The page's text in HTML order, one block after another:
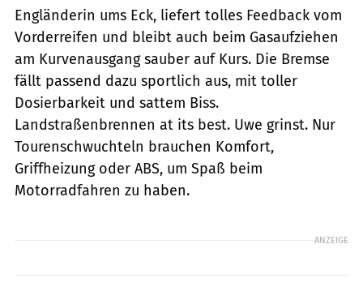
Engländerin ums Eck, liefert tolles Feedback vom
Vorderreifen und bleibt auch beim Gasaufziehen
am Kurvenausgang sauber auf Kurs. Die Bremse
fällt passend dazu sportlich aus, mit toller
Dosierbarkeit und sattem Biss.
Landstraßenbrennen at its best. Uwe grinst. Nur
Tourenschwuchteln brauchen Komfort,
Griffheizung oder ABS, um Spaß beim
Motorradfahren zu haben.
ANZEIGE